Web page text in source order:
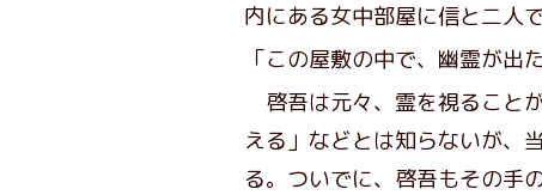
内にある女中部屋に信と二人
「この屋敷の中で、幽霊が出
啓吾は元々、霊を視ること
える」などとは知らないが、
る。ついでに、啓吾もその手